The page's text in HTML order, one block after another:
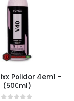
Polidor 4em1 –
(500ml)